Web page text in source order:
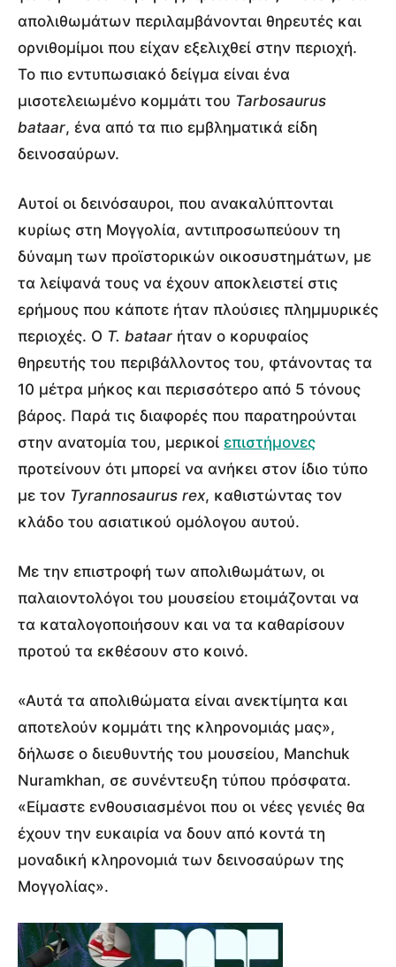
απολιθωμάτων περιλαμβάνονται θηρευτές και
ορνιθομίμοι που είχαν εξελιχθεί στην περιοχή.
Το πιο εντυπωσιακό δείγμα είναι ένα
μισοτελειωμένο κομμάτι του Tarbosaurus
bataar, ένα από τα πιο εμβληματικά είδη
δεινοσαύρων.
Αυτοί οι δεινόσαυροι, που ανακαλύπτονται
κυρίως στη Μογγολία, αντιπροσωπεύουν τη
δύναμη των προϊστορικών οικοσυστημάτων, με
τα λείψανά τους να έχουν αποκλειστεί στις
ερήμους που κάποτε ήταν πλούσιες πλημμυρικές
περιοχές. Ο T. bataar ήταν ο κορυφαίος
θηρευτής του περιβάλλοντος του, φτάνοντας τα
10 μέτρα μήκος και περισσότερο από 5 τόνους
βάρος. Παρά τις διαφορές που παρατηρούνται
στην ανατομία του, μερικοί επιστήμονες
προτείνουν ότι μπορεί να ανήκει στον ίδιο τύπο
με τον Tyrannosaurus rex, καθιστώντας τον
κλάδο του ασιατικού ομόλογου αυτού.
Με την επιστροφή των απολιθωμάτων, οι
παλαιοντολόγοι του μουσείου ετοιμάζονται να
τα καταλογοποιήσουν και να τα καθαρίσουν
προτού τα εκθέσουν στο κοινό.
«Αυτά τα απολιθώματα είναι ανεκτίμητα και
αποτελούν κομμάτι της κληρονομιάς μας»,
δήλωσε ο διευθυντής του μουσείου, Manchuk
Nuramkhan, σε συνέντευξη τύπου πρόσφατα.
«Είμαστε ενθουσιασμένοι που οι νέες γενιές θα
έχουν την ευκαιρία να δουν από κοντά τη
μοναδική κληρονομιά των δεινοσαύρων της
Μογγολίας».